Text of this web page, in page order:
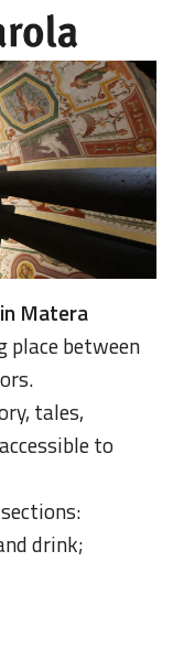
Matera
place between
tales,
to
drink;